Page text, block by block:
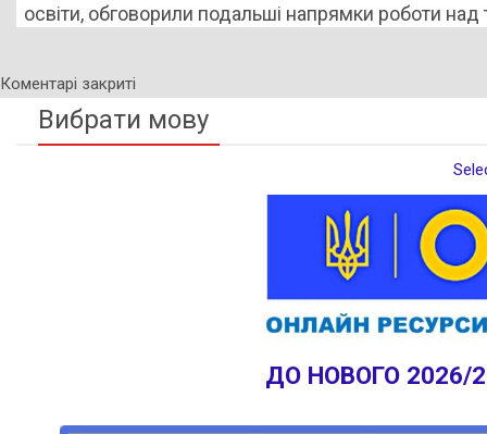
освіти, обговорили подальші напрямки роботи
Коментарі закриті
Вибрати мову
ДО НОВОГО 2026/